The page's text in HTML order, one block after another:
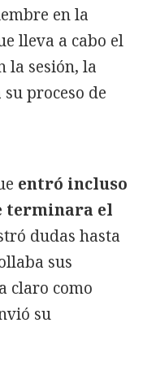
en la
lleva a cabo el
la sesión, la
proceso de
entró incluso
terminara el
dudas hasta
sus
claro como
su